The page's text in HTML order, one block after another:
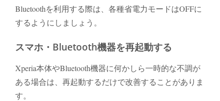
Bluetoothを利用する際は、各種省電力モードはOFFに
するようにしましょう。
スマホ・Bluetooth機器を再起動する
Xperia本体やBluetooth機器に何かしら一時的な不調が
ある場合は、再起動するだけで改善することがありま
す。